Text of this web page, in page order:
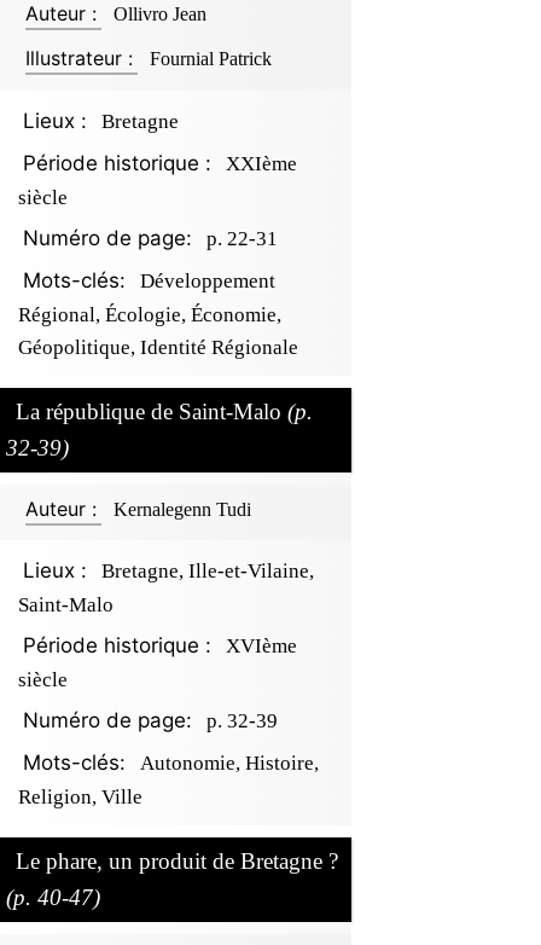
Auteur : Ollivro Jean
Illustrateur : Fournial Patrick
Lieux : Bretagne
Période historique :
XXIème
siècle
Numéro de page: p. 22-31
Mots-clés:
Développement
Régional, Écologie, Économie,
Géopolitique, Identité Régionale
La république de Saint-Malo (p.
32-39)
Auteur : Kernalegenn Tudi
Lieux :
Bretagne, Ille-et-Vilaine,
Saint-Malo
Période historique :
XVIème
siècle
Numéro de page: p. 32-39
Mots-clés:
Autonomie, Histoire,
Religion, Ville
Le phare, un produit de Bretagne ?
(p. 40-47)